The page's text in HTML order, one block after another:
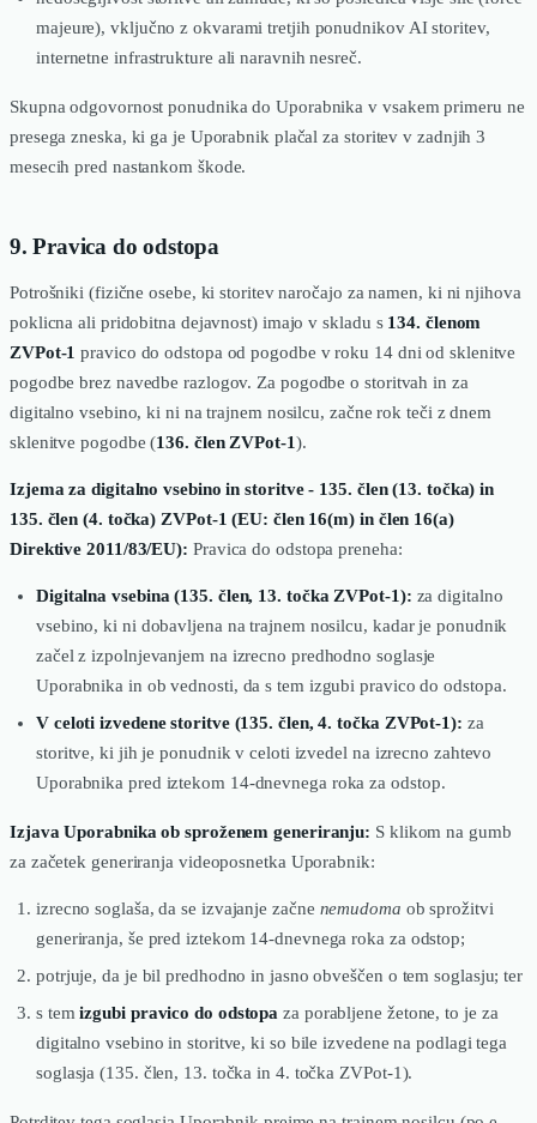
majeure), vključno z okvarami tretjih ponudnikov AI storitev,
internetne infrastrukture ali naravnih nesreč.
Skupna odgovornost ponudnika do Uporabnika v vsakem primeru ne
presega zneska, ki ga je Uporabnik plačal za storitev v zadnjih 3
mesecih pred nastankom škode.
9. Pravica do odstopa
Potrošniki (fizične osebe, ki storitev naročajo za namen, ki ni njihova
poklicna ali pridobitna dejavnost) imajo v skladu s 134. členom
ZVPot-1 pravico do odstopa od pogodbe v roku 14 dni od sklenitve
pogodbe brez navedbe razlogov. Za pogodbe o storitvah in za
digitalno vsebino, ki ni na trajnem nosilcu, začne rok teči z dnem
sklenitve pogodbe (136. člen ZVPot-1).
Izjema za digitalno vsebino in storitve - 135. člen (13. točka) in
135. člen (4. točka) ZVPot-1 (EU: člen 16(m) in člen 16(a)
Direktive 2011/83/EU): Pravica do odstopa preneha:
Digitalna vsebina (135. člen, 13. točka ZVPot-1): za digitalno
vsebino, ki ni dobavljena na trajnem nosilcu, kadar je ponudnik
začel z izpolnjevanjem na izrecno predhodno soglasje
Uporabnika in ob vednosti, da s tem izgubi pravico do odstopa.
V celoti izvedene storitve (135. člen, 4. točka ZVPot-1): za
storitve, ki jih je ponudnik v celoti izvedel na izrecno zahtevo
Uporabnika pred iztekom 14-dnevnega roka za odstop.
Izjava Uporabnika ob sproženem generiranju: S klikom na gumb
za začetek generiranja videoposnetka Uporabnik:
izrecno soglaša, da se izvajanje začne nemudoma ob sprožitvi
generiranja, še pred iztekom 14-dnevnega roka za odstop;
potrjuje, da je bil predhodno in jasno obveščen o tem soglasju; ter
s temizgubi pravico do odstopa za porabljene žetone, to je za
digitalno vsebino in storitve, ki so bile izvedene na podlagi tega
soglasja (135. člen, 13. točka in 4. točka ZVPot-1).